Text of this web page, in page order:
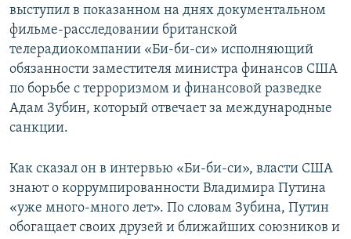
выступил в показанном на днях документальном
фильме-расследовании британской
телерадиокомпании «Би-би-си» исполняющий
обязанности заместителя министра финансов США
по борьбе с терроризмом и финансовой разведке
Адам Зубин, который отвечает за международные
санкции.
Как сказал он в интервью «Би-би-си», власти США
знают о коррумпированности Владимира Путина
«уже много-много лет». По словам Зубина, Путин
обогащает своих друзей и ближайших союзников и